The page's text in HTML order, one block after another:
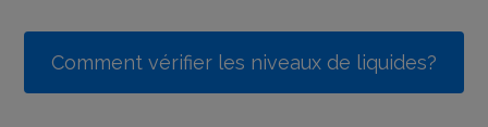
Comment vérifier les niveaux de liquides?